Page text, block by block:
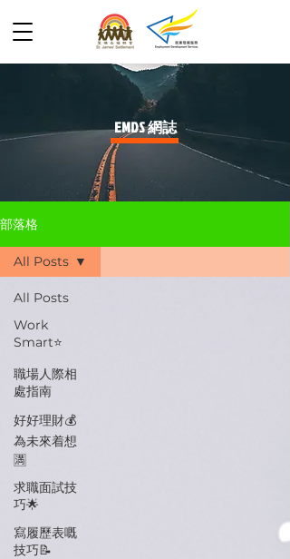
​EMDS 網誌
部落格
All Posts
Work
Smart⭐️
職場人際相
處指南
好好理財💰
為未來着想
🈵
求職面試技
巧🌟
寫履歷表嘅
技巧📝
All Posts